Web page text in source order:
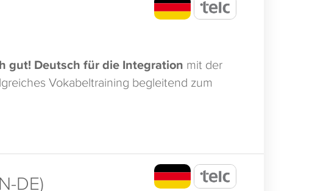
gut! Deutsch für die Integration mit der
Vokabeltraining begleitend zum
DE)